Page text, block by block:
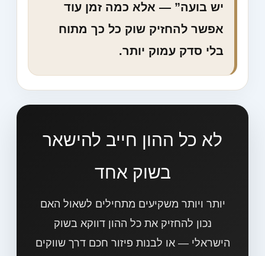
יש בועה” — אלא כמה זמן עוד
אפשר להחזיק שוק כל כך מתוח
בלי סדק עמוק יותר.
לא כל ההון חייב להישאר
בשוק אחד
יותר ויותר משקיעים מתחילים לשאול האם
נכון להחזיק את כל ההון דווקא בשוק
הישראלי — או לבנות פיזור חכם דרך שווקים